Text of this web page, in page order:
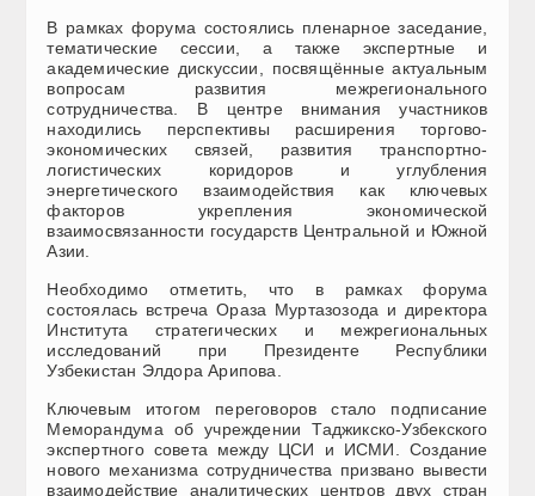
В рамках форума состоялись пленарное заседание,
тематические сессии, а также экспертные и
академические дискуссии, посвящённые актуальным
вопросам развития межрегионального
сотрудничества. В центре внимания участников
находились перспективы расширения торгово-
экономических связей, развития транспортно-
логистических коридоров и углубления
энергетического взаимодействия как ключевых
факторов укрепления экономической
взаимосвязанности государств Центральной и Южной
Азии.
Необходимо отметить, что в рамках форума
состоялась встреча Ораза Муртазозода и директора
Института стратегических и межрегиональных
исследований при Президенте Республики
Узбекистан Элдора Арипова.
Ключевым итогом переговоров стало подписание
Меморандума об учреждении Таджикско-Узбекского
экспертного совета между ЦСИ и ИСМИ. Создание
нового механизма сотрудничества призвано вывести
взаимодействие аналитических центров двух стран